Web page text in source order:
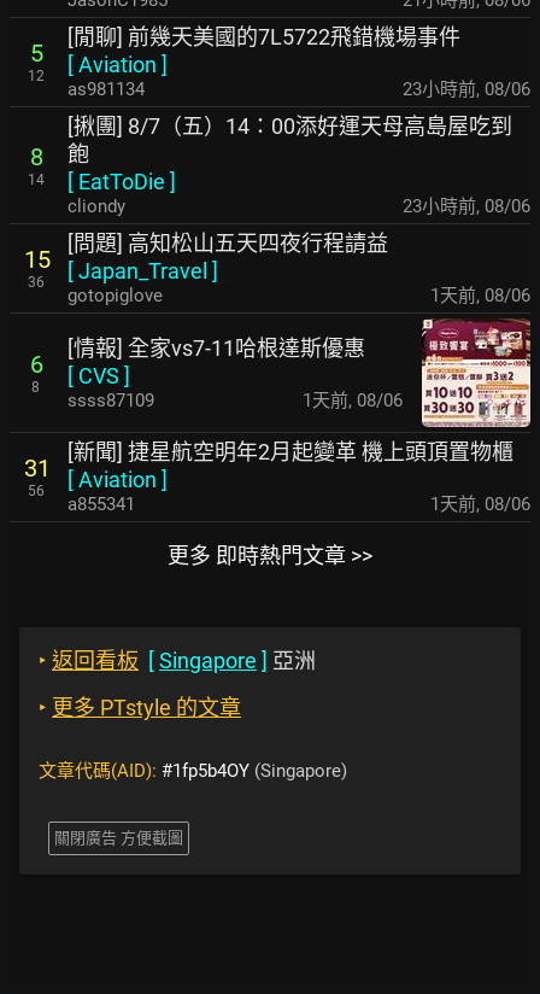
5
12
[閒聊] 前幾天美國的7L5722飛錯機場事件
[Aviation ]
as981134 23小時前, 08/06
8
14
[揪團] 8/7（五）14：00添好運天母高島屋吃到
飽
[ EatToDie ]
cliondy 23小時前, 08/06
15
36
[問題] 高知松山五天四夜行程請益
[Japan_Travel ]
gotopiglove 1天前, 08/06
6
8
[情報] 全家vs7-11哈根達斯優惠
[ CVS ]
ssss87109 1天前, 08/06
31
56
[新聞] 捷星航空明年2月起變革 機上頭頂置物櫃
[Aviation ]
a855341 1天前, 08/06
更多 即時熱門文章 >>
‣ 返回看板 [Singapore ] 亞洲
‣ 更多 PTstyle 的文章
文章代碼(AID): #1fp5b4OY (Singapore)
關閉廣告 方便截圖